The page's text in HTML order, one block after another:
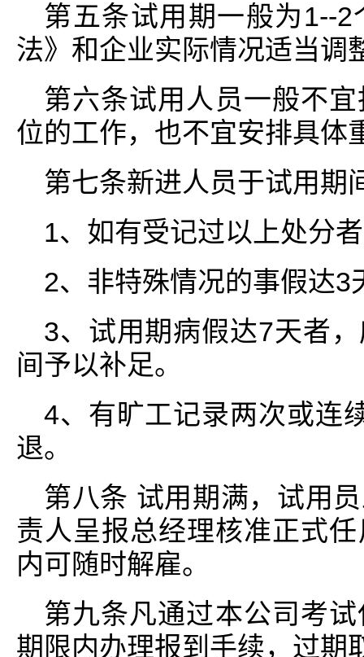
第五条试用期一般为1--
法》和企业实际情况适当调
第六条试用人员一般不
位的工作，也不宜安排具体
第七条新进人员于试用期
1、如有受记过以上处分
2、非特殊情况的事假达3
3、试用期病假达7天者
间予以补足。
4、有旷工记录两次或连
退。
第八条 试用期满，试用
责人呈报总经理核准正式
内可随时解雇。
第九条凡通过本公司考
期限内办理报到手续，过期